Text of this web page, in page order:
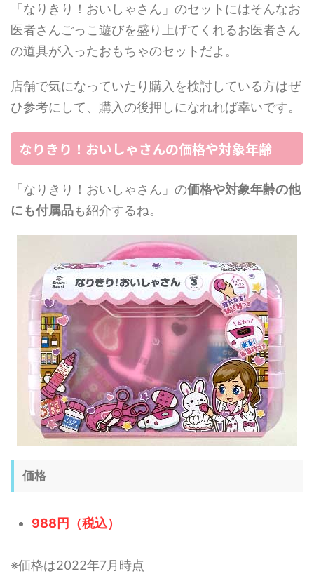
「なりきり！おいしゃさん」のセットにはそんなお
医者さんごっこ遊びを盛り上げてくれるお医者さん
の道具が入ったおもちゃのセットだよ。
店舗で気になっていたり購入を検討している方はぜ
ひ参考にして、購入の後押しになれれば幸いです。
なりきり！おいしゃさんの価格や対象年齢
「なりきり！おいしゃさん」の価格や対象年齢の他
にも付属品も紹介するね。
価格
988円（税込）
※価格は2022年7月時点